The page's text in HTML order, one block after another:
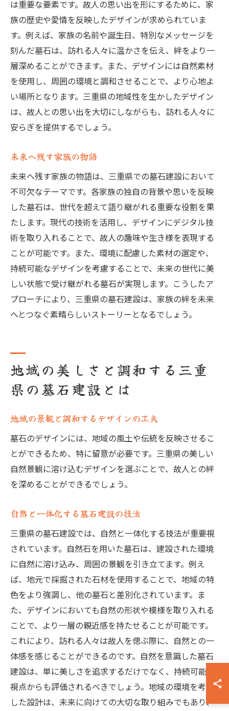
は重要な要素です。故人の思い出を形にするために、家
族の歴史や愛情を反映したデザインが求められていま
す。例えば、家族の名前や誕生日、特別なメッセージを
刻んだ墓石は、訪れる人々に温かさを伝え、絆をより一
層深めることができます。また、デザインには自然素材
を使用し、周囲の環境と調和させることで、より心地よ
い場所となります。三重県の地域性を生かしたデザイン
は、故人との思い出を大切にしながらも、訪れる人々に
安らぎを提供するでしょう。
未来へ残す家族の物語
未来へ残す家族の物語は、三重県での墓石建設において
不可欠なテーマです。各家族の独自の背景や思いを反映
した墓石は、世代を超えて語り継がれる重要な役割を果
たします。現代の技術を活用し、デザインにデジタル技
術を取り入れることで、故人の趣味や生き様を表現する
ことが可能です。また、環境に配慮した素材の選定や、
持続可能なデザインを考慮することで、未来の世代に美
しい状態で受け継がれる墓石が実現します。こうしたア
プローチにより、三重県の墓石建設は、家族の絆を未来
へとつなぐ素晴らしいストーリーとなるでしょう。
地域の美しさと調和する三重
県の墓石建設とは
地域の景観と調和するデザインの工夫
墓石のデザインには、地域の風土や伝統を反映させるこ
とができるため、特に留意が必要です。三重県の美しい
自然景観に溶け込むデザインを選ぶことで、故人との絆
を深めることができるでしょう。
自然と一体化する墓石建設の技法
三重県の墓石建設では、自然と一体化する技法が重要視
されています。自然石を用いた墓石は、建設された環境
に自然に溶け込み、周囲の景観を引き立てます。例え
ば、地元で採掘された石材を使用することで、地域の特
色をより強調し、他の墓石と差別化されています。ま
た、デザインにおいても自然の形状や模様を取り入れる
ことで、より一層の親近感を持たせることが可能です。
これにより、訪れる人々は故人を偲ぶ際に、自然との一
体感を感じることができるのです。自然を意識した墓石
建設は、単に美しさを追求するだけでなく、持続可能な
視点からも評価されるべきでしょう。地域の環境を考慮
した設計は、未来に向けての大切な取り組みでもあり、